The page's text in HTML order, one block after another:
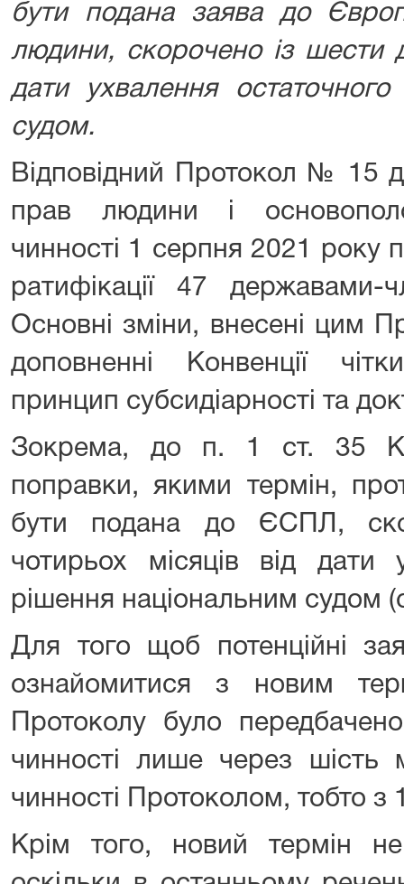
бути подана заява до
людини, скорочено із шести
дати ухвалення
судом.
Відповідний Протокол № 15
прав людини і
чинності 1 серпня 2021 року
ратифікації 47
Основні зміни, внесені цим
доповненні Конвенції
принцип субсидіарності та
Зокрема, до п. 1 ст. 35
поправки, якими термін,
бути подана до ЄСПЛ,
чотирьох місяців від дати
рішення національним судом
Для того щоб потенційні
ознайомитися з новим
Протоколу було
чинності лише через шість
чинності Протоколом, тобто з
Крім того, новий термін